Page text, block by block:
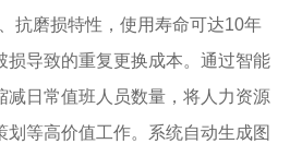
抗磨损特性，使用寿命可达10年
损导致的重复更换成本。通过智能
减日常值班人员数量，将人力资源
等高价值工作。系统自动生成图